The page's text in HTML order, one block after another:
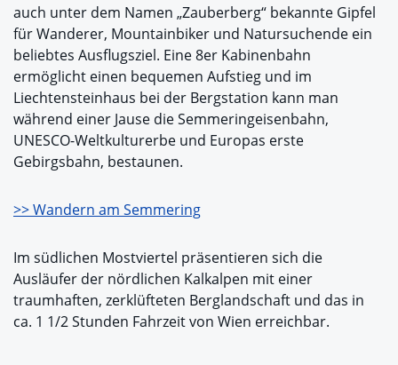
auch unter dem Namen „Zauberberg“ bekannte Gipfel
für Wanderer, Mountainbiker und Natursuchende ein
beliebtes Ausflugsziel. Eine 8er Kabinenbahn
ermöglicht einen bequemen Aufstieg und im
Liechtensteinhaus bei der Bergstation kann man
während einer Jause die Semmeringeisenbahn,
UNESCO-Weltkulturerbe und Europas erste
Gebirgsbahn, bestaunen.
>> Wandern am Semmering
Im südlichen Mostviertel präsentieren sich die
Ausläufer der nördlichen Kalkalpen mit einer
traumhaften, zerklüfteten Berglandschaft und das in
ca. 1 1/2 Stunden Fahrzeit von Wien erreichbar.